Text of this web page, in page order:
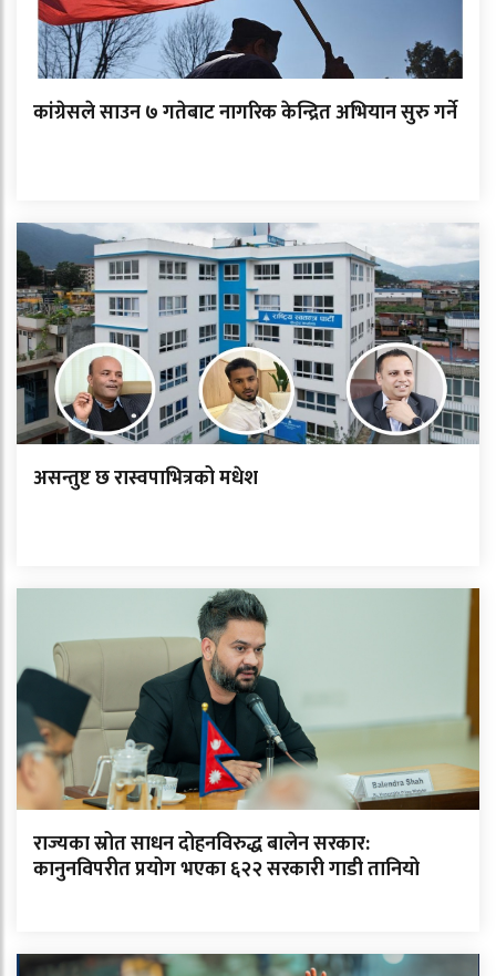
कांग्रेसले साउन ७ गतेबाट नागरिक केन्द्रित अभियान सुरु गर्ने
असन्तुष्ट छ रास्वपाभित्रको मधेश
राज्यका स्रोत साधन दोहनविरुद्ध बालेन सरकार:
कानुनविपरीत प्रयोग भएका ६२२ सरकारी गाडी तानियो